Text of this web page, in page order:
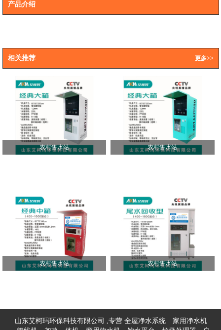
产品介绍
相关推荐 更多>>
农村售水站 农村售水站
农村售水站 农村售水站
山东艾柯玛环保科技有限公司 ,专营全屋净水系统
家用净水机